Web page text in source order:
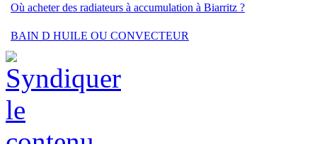
Où acheter des radiateurs à accumulation à Biarritz ?
BAIN D HUILE OU CONVECTEUR